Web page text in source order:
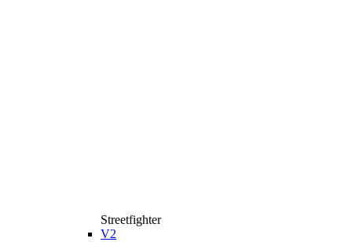
Streetfighter
V2